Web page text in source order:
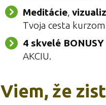
Meditácie,
Tvoja cesta
4 skvelé BONUSY
AKCIU.
Viem, že